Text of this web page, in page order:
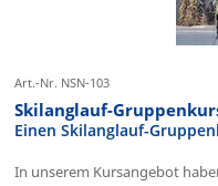
Art.-Nr. NSN-103
Skilanglauf-
Einen Skilanglauf-
In unserem Kursangebot